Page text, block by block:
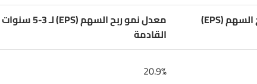
معدل نمو ربح السهم (EPS)
معدل نمو ربح السهم (EPS) لـ 3-5 سنوات
القادمة
20.9%